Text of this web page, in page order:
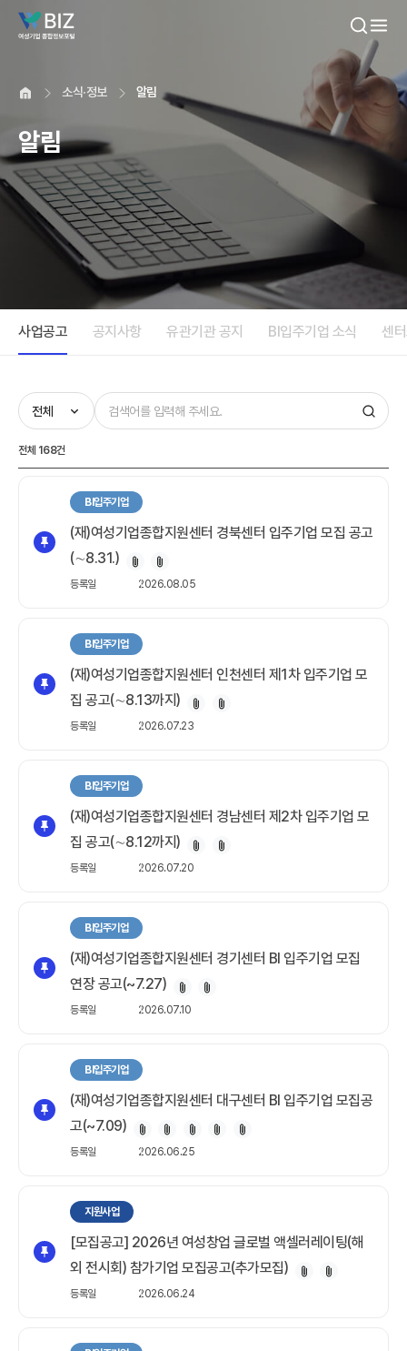
소식·정보 알림
알림
사업공고 공지사항 유관기관 공지 BI입주기업 소식 센
전체 168건
BI입주기업
(재)여성기업종합지원센터 경북센터 입주기업 모집 공고
(∼8.31.)
등록일 2026.08.05
BI입주기업
(재)여성기업종합지원센터 인천센터 제1차 입주기업 모
집 공고(∼8.13까지)
등록일 2026.07.23
BI입주기업
(재)여성기업종합지원센터 경남센터 제2차 입주기업 모
집 공고(∼8.12까지)
등록일 2026.07.20
BI입주기업
(재)여성기업종합지원센터 경기센터 BI 입주기업 모집
연장 공고(~7.27)
등록일 2026.07.10
BI입주기업
(재)여성기업종합지원센터 대구센터 BI 입주기업 모집공
고(~7.09)
등록일 2026.06.25
지원사업
[모집공고] 2026년 여성창업 글로벌 액셀러레이팅(해
외 전시회) 참가기업 모집공고(추가모집)
등록일 2026.06.24